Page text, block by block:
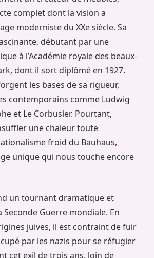
complet dont la vision a
moderniste du XXe siècle. Sa
débutant par une
à l’Académie royale des beaux-
dont il sort diplômé en 1927.
les bases de sa rigueur,
contemporains comme Ludwig
et Le Corbusier. Pourtant,
une chaleur toute
froid du Bauhaus,
unique qui nous touche encore
un tournant dramatique et
Guerre mondiale. En
juives, il est contraint de fuir
par les nazis pour se réfugier
cet exil de trois ans, loin de